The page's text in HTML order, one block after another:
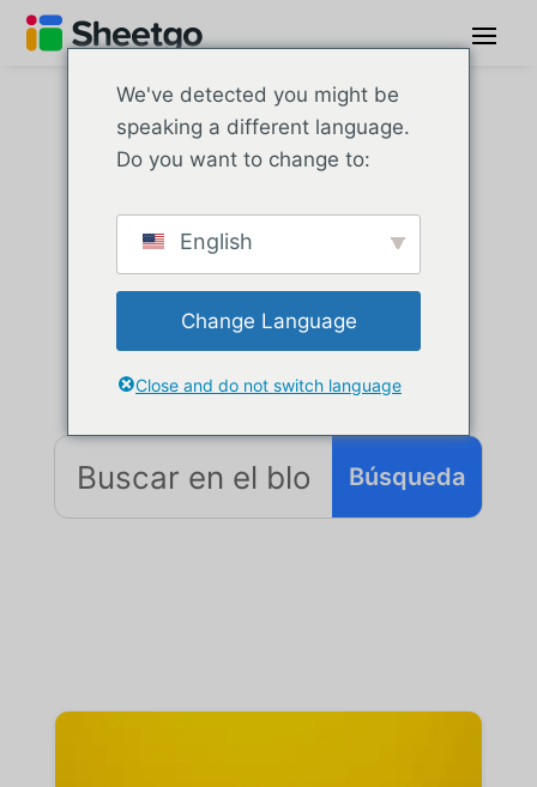
Blog de
Sheetgo
Tu recurso para todo lo relacionado con
hojas de cálculo
We've detected you might be
speaking a different language.
Do you want to change to:
English
Change Language
Close and do not switch language